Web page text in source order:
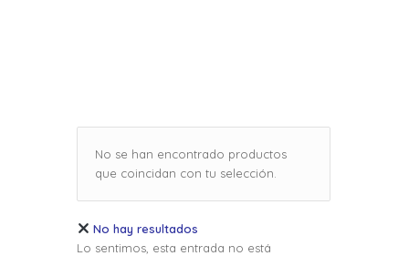
No se han encontrado productos
que coincidan con tu selección.
No hay resultados
Lo sentimos, esta entrada no está